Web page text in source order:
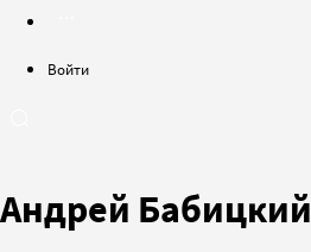
Войти
Андрей Бабицкий